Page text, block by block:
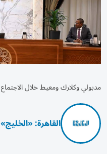
مدبولي وكلارك ومعيط خلال الاجتماع
القاهرة: «الخليج»